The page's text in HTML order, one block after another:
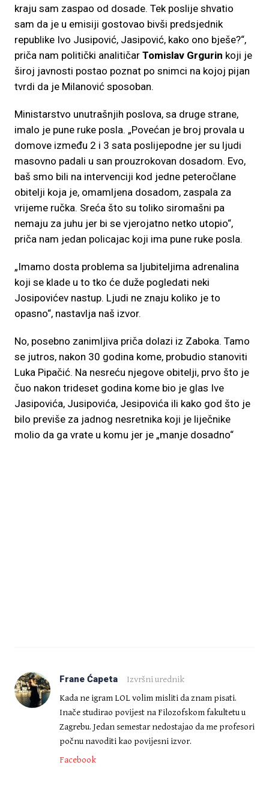
kraju sam zaspao od dosade. Tek poslije shvatio
sam da je u emisiji gostovao bivši predsjednik
republike Ivo Jusipović, Jasipović, kako ono bješe?“,
priča nam politički analitičar Tomislav Grgurin koji je
široj javnosti postao poznat po snimci na kojoj pijan
tvrdi da je Milanović sposoban.
Ministarstvo unutrašnjih poslova, sa druge strane,
imalo je pune ruke posla. „Povećan je broj provala u
domove između 2 i 3 sata poslijepodne jer su ljudi
masovno padali u san prouzrokovan dosadom. Evo,
baš smo bili na intervenciji kod jedne peteročlane
obitelji koja je, omamljena dosadom, zaspala za
vrijeme ručka. Sreća što su toliko siromašni pa
nemaju za juhu jer bi se vjerojatno netko utopio“,
priča nam jedan policajac koji ima pune ruke posla.
„Imamo dosta problema sa ljubiteljima adrenalina
koji se klade u to tko će duže pogledati neki
Josipovićev nastup. Ljudi ne znaju koliko je to
opasno“, nastavlja naš izvor.
No, posebno zanimljiva priča dolazi iz Zaboka. Tamo
se jutros, nakon 30 godina kome, probudio stanoviti
Luka Pipačić. Na nesreću njegove obitelji, prvo što je
čuo nakon trideset godina kome bio je glas Ive
Jasipovića, Jusipovića, Jesipovića ili kako god što je
bilo previše za jadnog nesretnika koji je liječnike
molio da ga vrate u komu jer je „manje dosadno“
Frane Ćapeta
Izvršni urednik
Kada ne igram LOL volim misliti da znam pisati.
Inače studirao povijest na Filozofskom fakultetu u
Zagrebu. Jedan semestar nedostajao da me profesori
počnu navoditi kao povijesni izvor.
Facebook